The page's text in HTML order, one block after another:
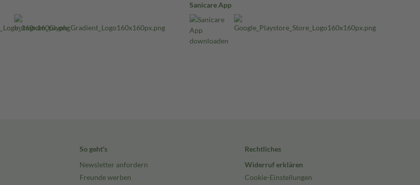
Sanicare App
So geht's
Newsletter anfordern
Freunde werben
Rechtliches
Widerruf erklären
Cookie-Einstellungen